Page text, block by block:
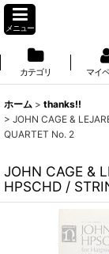
メニュー
カテゴリ マイ
ホーム > thanks!!
> JOHN CAGE &
QUARTET No. 2
JOHN CAGE &
HPSCHD /